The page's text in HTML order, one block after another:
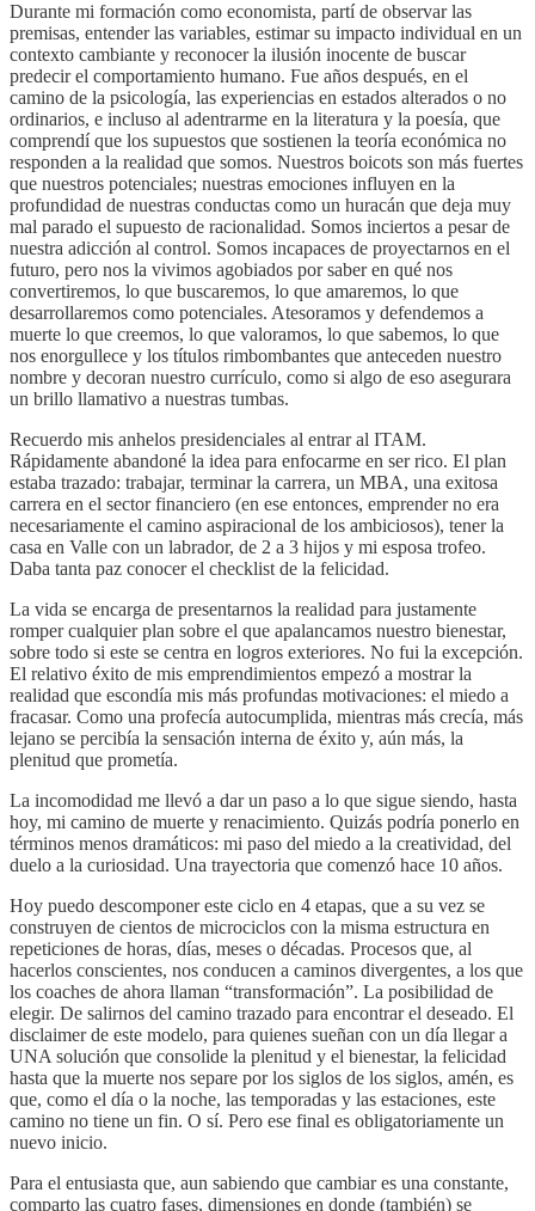
Durante mi formación como economista, partí de observar las
premisas, entender las variables, estimar su impacto individual en un
contexto cambiante y reconocer la ilusión inocente de buscar
predecir el comportamiento humano. Fue años después, en el
camino de la psicología, las experiencias en estados alterados o no
ordinarios, e incluso al adentrarme en la literatura y la poesía, que
comprendí que los supuestos que sostienen la teoría económica no
responden a la realidad que somos. Nuestros boicots son más fuertes
que nuestros potenciales; nuestras emociones influyen en la
profundidad de nuestras conductas como un huracán que deja muy
mal parado el supuesto de racionalidad. Somos inciertos a pesar de
nuestra adicción al control. Somos incapaces de proyectarnos en el
futuro, pero nos la vivimos agobiados por saber en qué nos
convertiremos, lo que buscaremos, lo que amaremos, lo que
desarrollaremos como potenciales. Atesoramos y defendemos a
muerte lo que creemos, lo que valoramos, lo que sabemos, lo que
nos enorgullece y los títulos rimbombantes que anteceden nuestro
nombre y decoran nuestro currículo, como si algo de eso asegurara
un brillo llamativo a nuestras tumbas.
Recuerdo mis anhelos presidenciales al entrar al ITAM.
Rápidamente abandoné la idea para enfocarme en ser rico. El plan
estaba trazado: trabajar, terminar la carrera, un MBA, una exitosa
carrera en el sector financiero (en ese entonces, emprender no era
necesariamente el camino aspiracional de los ambiciosos), tener la
casa en Valle con un labrador, de 2 a 3 hijos y mi esposa trofeo.
Daba tanta paz conocer el checklist de la felicidad.
La vida se encarga de presentarnos la realidad para justamente
romper cualquier plan sobre el que apalancamos nuestro bienestar,
sobre todo si este se centra en logros exteriores. No fui la excepción.
El relativo éxito de mis emprendimientos empezó a mostrar la
realidad que escondía mis más profundas motivaciones: el miedo a
fracasar. Como una profecía autocumplida, mientras más crecía, más
lejano se percibía la sensación interna de éxito y, aún más, la
plenitud que prometía.
La incomodidad me llevó a dar un paso a lo que sigue siendo, hasta
hoy, mi camino de muerte y renacimiento. Quizás podría ponerlo en
términos menos dramáticos: mi paso del miedo a la creatividad, del
duelo a la curiosidad. Una trayectoria que comenzó hace 10 años.
Hoy puedo descomponer este ciclo en 4 etapas, que a su vez se
construyen de cientos de microciclos con la misma estructura en
repeticiones de horas, días, meses o décadas. Procesos que, al
hacerlos conscientes, nos conducen a caminos divergentes, a los que
los coaches de ahora llaman “transformación”. La posibilidad de
elegir. De salirnos del camino trazado para encontrar el deseado. El
disclaimer de este modelo, para quienes sueñan con un día llegar a
UNA solución que consolide la plenitud y el bienestar, la felicidad
hasta que la muerte nos separe por los siglos de los siglos, amén, es
que, como el día o la noche, las temporadas y las estaciones, este
camino no tiene un fin. O sí. Pero ese final es obligatoriamente un
nuevo inicio.
Para el entusiasta que, aun sabiendo que cambiar es una constante,
comparto las cuatro fases, dimensiones en donde (también) se